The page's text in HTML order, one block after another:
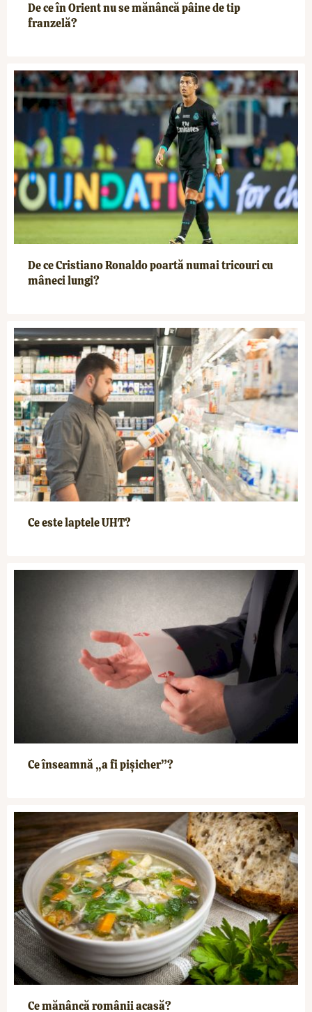
De ce în Orient nu se mănâncă pâine de tip
franzelă?
De ce Cristiano Ronaldo poartă numai tricouri cu
mâneci lungi?
Ce este laptele UHT?
Ce înseamnă „a fi pișicher”?
Ce mănâncă românii acasă?